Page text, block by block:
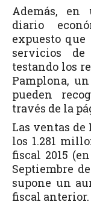
Además, en
diario
expuesto
servicios
testando los
Pamplona,
pueden
través de la
Las ventas de
los 1.281
fiscal 2015
Septiembre
supone un
fiscal anterior.